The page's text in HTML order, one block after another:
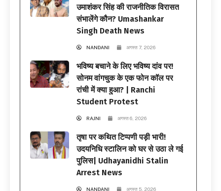
उमाशंकर सिंह की राजनीतिक विरासत
संभालेंगे कौन? Umashankar
Singh Death News
NANDANI अगस्त 7, 2026
भविष्य बचाने के लिए भविष्य दांव पर!
सोनम वांगचुक के एक फोन कॉल पर
रांची में क्या हुआ? | Ranchi
Student Protest
RAJNI अगस्त 6, 2026
तृषा पर कथित टिप्पणी पड़ी भारी!
उदयनिधि स्टालिन को घर से उठा ले गई
पुलिस| Udhayanidhi Stalin
Arrest News
NANDANI अगस्त 5, 2026